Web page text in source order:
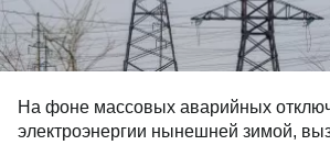
На фоне массовых аварийных
электроэнергии нынешней зимой,